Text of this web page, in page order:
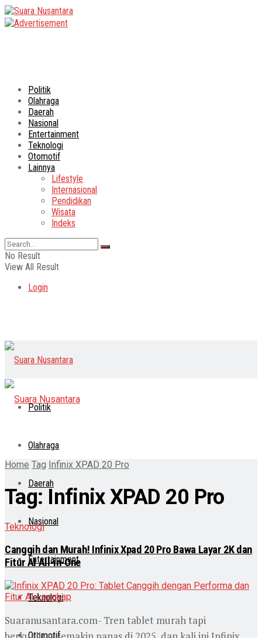
Politik
Olahraga
Daerah
Nasional
Entertainment
Teknologi
Otomotif
Lainnya
Lifestyle
Internasional
Pendidikan
Wisata
Indeks
No Result
View All Result
Login
Politik
Olahraga
Daerah
Nasional
Entertainment
Teknologi
Otomotif
Home Tag Infinix XPAD 20 Pro
Tag: Infinix XPAD 20 Pro
Teknologi
Canggih dan Murah! Infinix Xpad 20 Pro Bawa Layar 2K dan
Fitur AI All-in-One
Suaranusantara.com- Tren tablet murah tapi